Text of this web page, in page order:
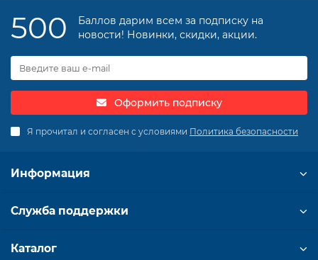
500
Баллов дарим всем за подписку на
новости! Новинки, скидки, акции.
Оформить подписку
Я прочитал и согласен с условиями Политика безопасности
Информация
Служба поддержки
Каталог